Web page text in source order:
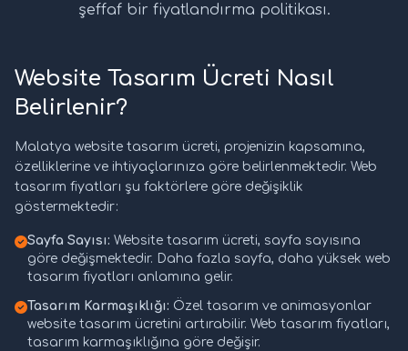
şeffaf bir fiyatlandırma politikası.
Website Tasarım Ücreti Nasıl
Belirlenir?
Malatya website tasarım ücreti, projenizin kapsamına,
özelliklerine ve ihtiyaçlarınıza göre belirlenmektedir. Web
tasarım fiyatları şu faktörlere göre değişiklik
göstermektedir:
Sayfa Sayısı: Website tasarım ücreti, sayfa sayısına
göre değişmektedir. Daha fazla sayfa, daha yüksek web
tasarım fiyatları anlamına gelir.
Tasarım Karmaşıklığı: Özel tasarım ve animasyonlar
website tasarım ücretini artırabilir. Web tasarım fiyatları,
tasarım karmaşıklığına göre değişir.